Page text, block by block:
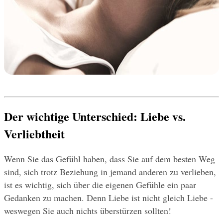
Der wichtige Unterschied: Liebe vs.
Verliebtheit
Wenn Sie das Gefühl haben, dass Sie auf dem besten Weg
sind, sich trotz Beziehung in jemand anderen zu verlieben,
ist es wichtig, sich über die eigenen Gefühle ein paar
Gedanken zu machen. Denn Liebe ist nicht gleich Liebe -
weswegen Sie auch nichts überstürzen sollten!